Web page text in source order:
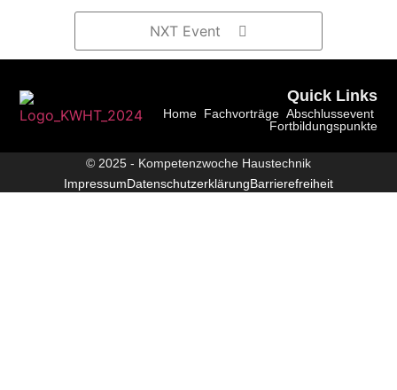
NXT Event
Quick Links
Home Fachvorträge Abschlussevent
Fortbildungspunkte
© 2025 - Kompetenzwoche Haustechnik
ImpressumDatenschutzerklärungBarrierefreiheit